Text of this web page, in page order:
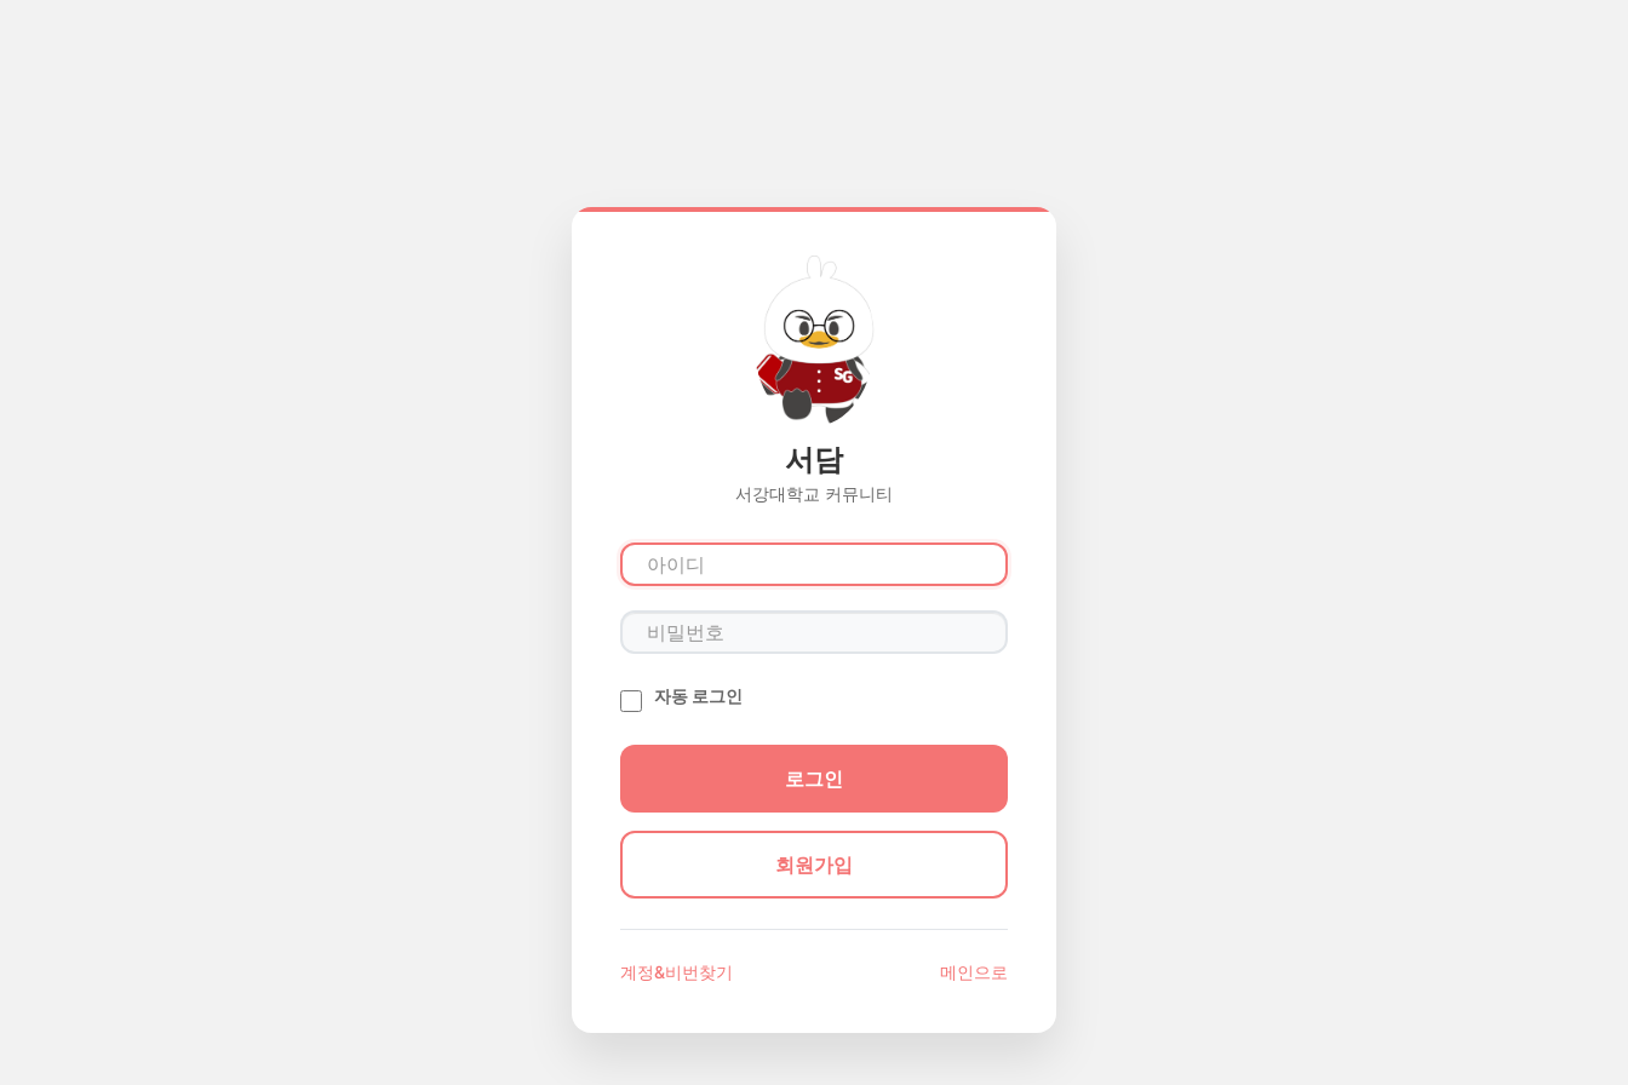
서담
서강대학교 커뮤니티
자동 로그인
회원가입
계정&비번찾기 메인으로